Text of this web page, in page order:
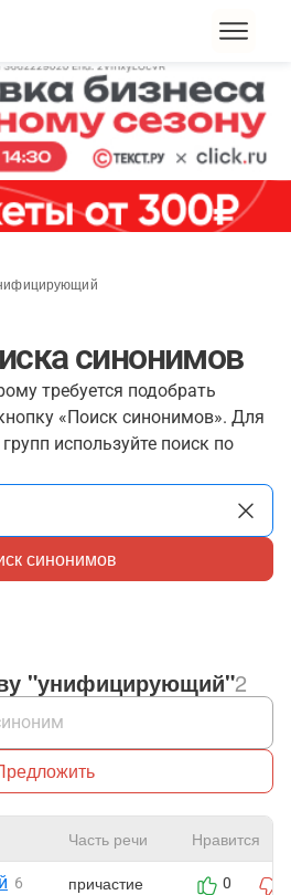
синонимов
требуется подобрать
«Поиск синонимов». Для
используйте поиск по
синонимов
"унифицирующий"2
Часть речи Нравится
6 причастие 0